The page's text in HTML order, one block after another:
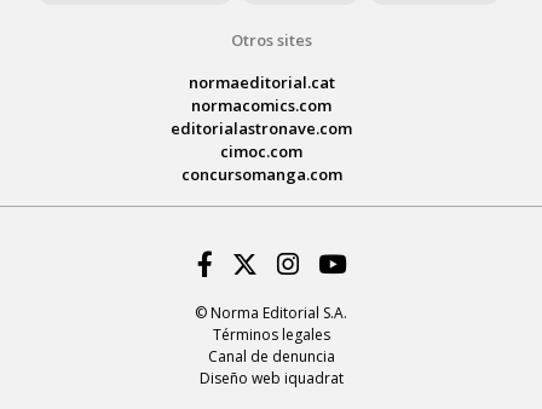
Otros sites
normaeditorial.cat
normacomics.com
editorialastronave.com
cimoc.com
concursomanga.com
© Norma Editorial S.A.
Términos legales
Canal de denuncia
Diseño web iquadrat
Facebook
Twitter
Instagram
Youtube